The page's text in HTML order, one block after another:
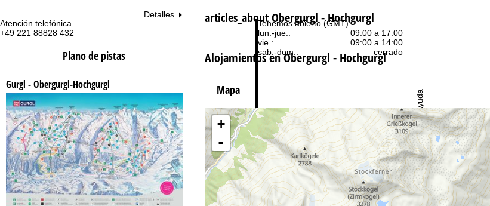
Atención telefónica
+49 221 88828 432
Tenemos abierto (GMT):
lun.-jue.:
09:00 a 17:00
vie.:
09:00 a 14:00
sab.-dom.:
cerrado
Contáctenos
Ayuda
Detalles
Plano de pistas
Gurgl - Obergurgl-Hochgurgl
articles_about Obergurgl - Hochgurgl
Alojamientos en Obergurgl - Hochgurgl
Mapa
+
-